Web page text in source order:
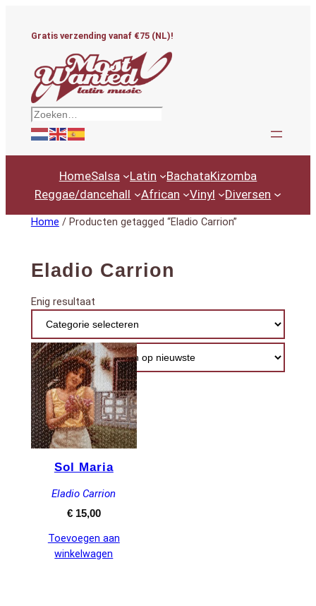
Gratis verzending vanaf €75 (NL)!
Zoeken
HomeSalsa Latin BachataKizomba
Reggae/dancehall
African Vinyl Diversen
Home / Producten getagged “Eladio Carrion”
Eladio Carrion
Enig resultaat
Sol Maria
Eladio Carrion
€15,00
Toevoegen aan
winkelwagen